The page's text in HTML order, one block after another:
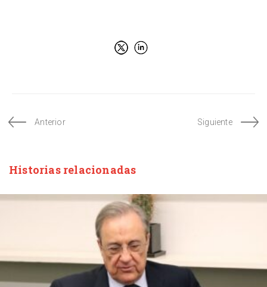
Anterior Siguiente
Historias relacionadas